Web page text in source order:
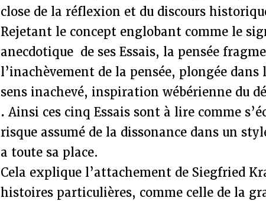
close de la réflexion et du discours
Rejetant le concept englobant comme le
anecdotique de ses Essais, la pensée
l’inachèvement de la pensée, plongée
sens inachevé, inspiration wébérienne du
.Ainsi ces cinq Essais sont à lire comme
risque assumé de la dissonance dans un
a toute sa place.
Cela explique l’attachement de Siegfried
histoires particulières, comme celle de la